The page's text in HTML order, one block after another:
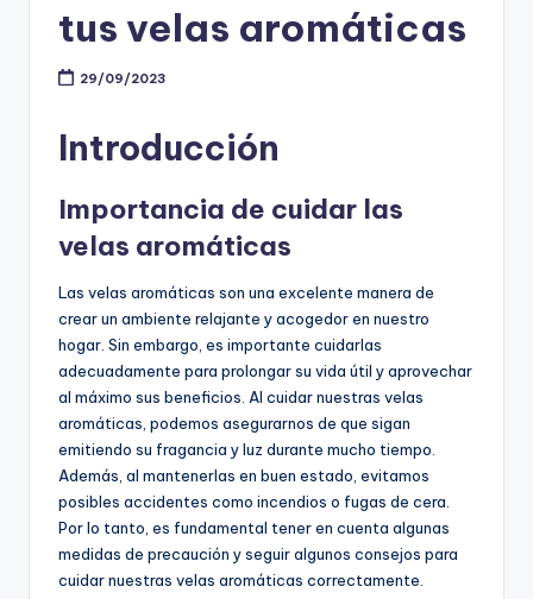
tus velas aromáticas
29/09/2023
Introducción
Importancia de cuidar las
velas aromáticas
Las velas aromáticas son una excelente manera de
crear un ambiente relajante y acogedor en nuestro
hogar. Sin embargo, es importante cuidarlas
adecuadamente para prolongar su vida útil y aprovechar
al máximo sus beneficios. Al cuidar nuestras velas
aromáticas, podemos asegurarnos de que sigan
emitiendo su fragancia y luz durante mucho tiempo.
Además, al mantenerlas en buen estado, evitamos
posibles accidentes como incendios o fugas de cera.
Por lo tanto, es fundamental tener en cuenta algunas
medidas de precaución y seguir algunos consejos para
cuidar nuestras velas aromáticas correctamente.